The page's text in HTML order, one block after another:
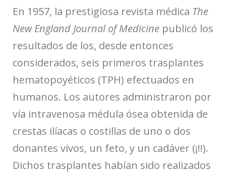
En 1957, la prestigiosa revista médica The
New England Journal of Medicine publicó los
resultados de los, desde entonces
considerados, seis primeros trasplantes
hematopoyéticos (TPH) efectuados en
humanos. Los autores administraron por
vía intravenosa médula ósea obtenida de
crestas ilíacas o costillas de uno o dos
donantes vivos, un feto, y un cadáver (¡!!).
Dichos trasplantes habían sido realizados